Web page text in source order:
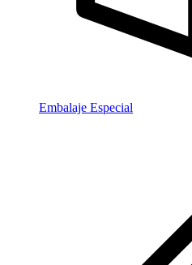
Embalaje Especial